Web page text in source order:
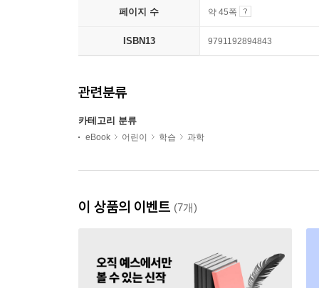
페이지 수 약 45쪽
ISBN13 9791192894843
관련분류
카테고리 분류
eBook 어린이 학습 과학
이 상품의 이벤트 (7개)